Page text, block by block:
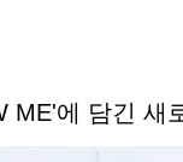
ME'에 담긴 새